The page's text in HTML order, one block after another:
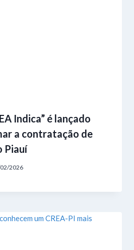
Indica” é lançado
a contratação de
Piauí
2026